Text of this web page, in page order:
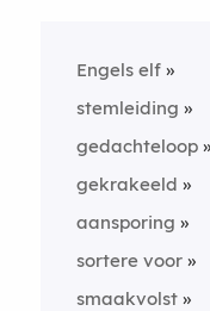
Engels elf
stemleiding
gedachteloop
gekrakeeld
aansporing
sortere voor
smaakvolst